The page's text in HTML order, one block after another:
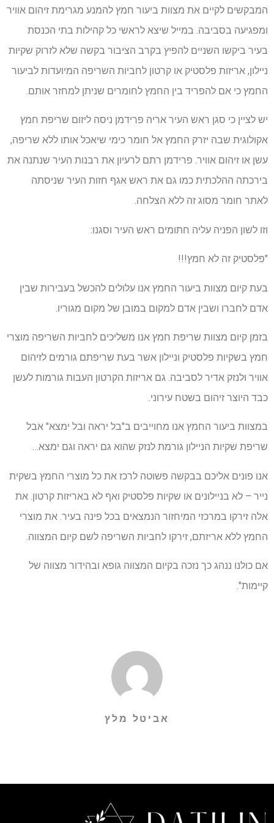
המבקשים לקיים את מצוות ביעור חמץ להמנע מגרימת זיהום אוויר
ומפגיעה בסביבה. במייל שיצא לראשי כל קהילות בתי הכנסת
בעיר ביקשו השניים להפיץ בקרב הציבור בקשה שלא לזרוק שקיות
ניילון, אריזות פלסטיק או קרטון לחביות השריפה המיועדות לביעור
החמץ כי אם להפריד בין החמץ לחומרים שניתן למחזר אותם.
יש לציין כי סגן ראש העיר אריה פרידמן ניסה ליזום שריפת חמץ
אקולוגית שבה יזרק החמץ אל חומר כימי שיאכל אותו ללא שריפה,
עשן או זיהום אוויר. פרידמן רתם לרעיון את רבנות העיר שנתנה את
בירכתה ההלכתית כמו גם את ראש אגף חזות העיר שניסתה
לאתר חומר מסוג זה ללא הצלחה.
וזו לשון הפניה עליה חתומים ראש העיר וסגנו:
"פלסטיק זה לא חמץ!!!
בעת קיום מצוות ביעור החמץ אנו עלולים להכשל בעבירות שבין
אדם לחברו ושבין אדם למקום במובן של מקום מגוריו.
בזמן קיום מצוות שריפת חמץ אנו משליכים לחביות השריפה מוצרי
חמץ בשקיות פלסטיק וניילון אשר בעת שריפתם גורמים לזיהום
אוויר ולנזק אדיר לסביבה. גם אריזות הקרטון העבות גורמות לעשן
כבד היוצר זיהום בשטח עירוני.
במצוות ביעור החמץ אנו מחוייבים ב"בל יראה ובל ימצא" אבל
שריפת שקיות הניילון גורמת לנזק שהוא גם יראה וגם ימצא…
אנו פונים אליכם בבקשה פשוטה לרכז את כל מוצרי החמץ בשקית
נייר – לא בניילונים או שקיות פלסטיק ואף לא באריזות קרטון. את
אלה זירקו במרכזי המיחזור הנמצאים בכל פינה בעיר. את מוצרי
החמץ ללא אריזתם, זירקו לחביות השריפה לשם קיום המצווה.
אם כולנו ננהג כך נזכה בקיום המצווה גופא ובהידור מצווה של
קיימות".
אביטל מלץ